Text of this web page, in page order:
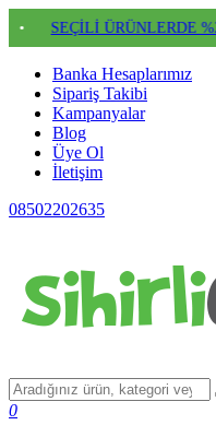
ÜRÜNLERDE %2O
Banka Hesaplarımız
Sipariş Takibi
Kampanyalar
Blog
Üye Ol
İletişim
08502202635
0